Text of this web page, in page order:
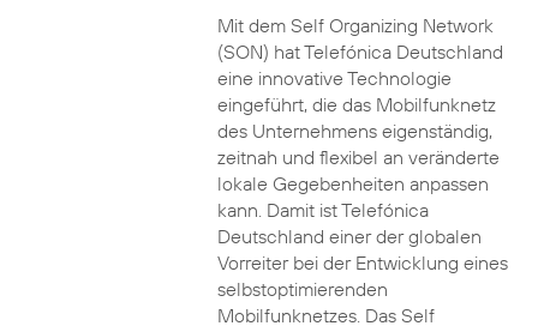
Mit dem Self Organizing Network
(SON) hat Telefónica Deutschland
eine innovative Technologie
eingeführt, die das Mobilfunknetz
des Unternehmens eigenständig,
zeitnah und flexibel an veränderte
lokale Gegebenheiten anpassen
kann. Damit ist Telefónica
Deutschland einer der globalen
Vorreiter bei der Entwicklung eines
selbstoptimierenden
Mobilfunknetzes. Das Self